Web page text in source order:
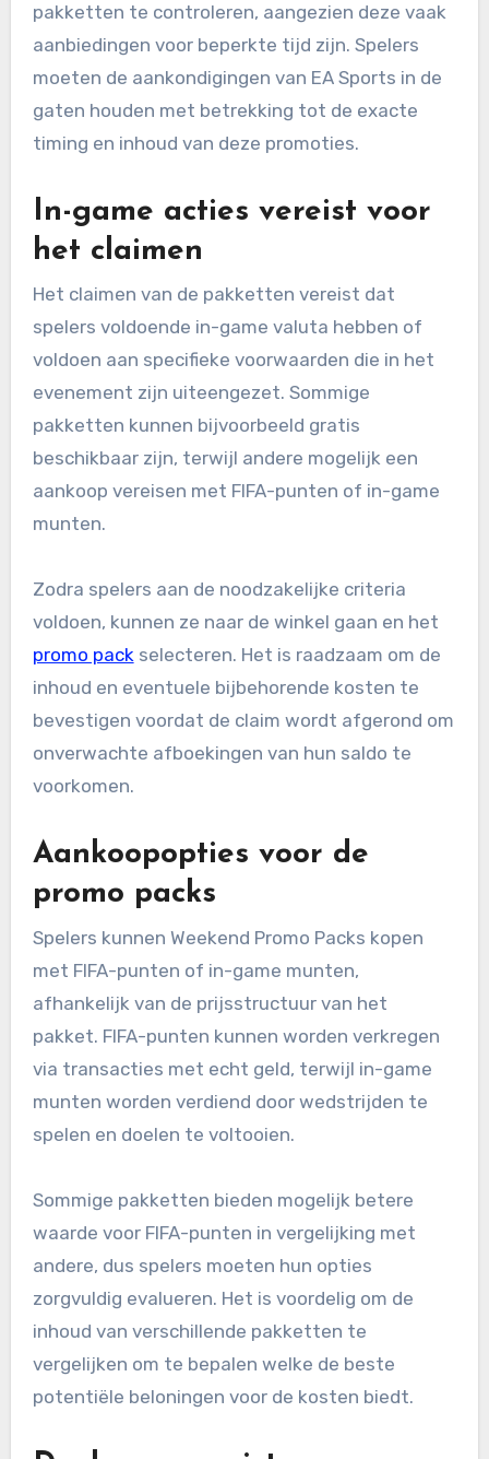
pakketten te controleren, aangezien deze vaak
aanbiedingen voor beperkte tijd zijn. Spelers
moeten de aankondigingen van EA Sports in de
gaten houden met betrekking tot de exacte
timing en inhoud van deze promoties.
In-game acties vereist voor
het claimen
Het claimen van de pakketten vereist dat
spelers voldoende in-game valuta hebben of
voldoen aan specifieke voorwaarden die in het
evenement zijn uiteengezet. Sommige
pakketten kunnen bijvoorbeeld gratis
beschikbaar zijn, terwijl andere mogelijk een
aankoop vereisen met FIFA-punten of in-game
munten.
Zodra spelers aan de noodzakelijke criteria
voldoen, kunnen ze naar de winkel gaan en het
promo packselecteren. Het is raadzaam om de
inhoud en eventuele bijbehorende kosten te
bevestigen voordat de claim wordt afgerond om
onverwachte afboekingen van hun saldo te
voorkomen.
Aankoopopties voor de
promo packs
Spelers kunnen Weekend Promo Packs kopen
met FIFA-punten of in-game munten,
afhankelijk van de prijsstructuur van het
pakket. FIFA-punten kunnen worden verkregen
via transacties met echt geld, terwijl in-game
munten worden verdiend door wedstrijden te
spelen en doelen te voltooien.
Sommige pakketten bieden mogelijk betere
waarde voor FIFA-punten in vergelijking met
andere, dus spelers moeten hun opties
zorgvuldig evalueren. Het is voordelig om de
inhoud van verschillende pakketten te
vergelijken om te bepalen welke de beste
potentiële beloningen voor de kosten biedt.